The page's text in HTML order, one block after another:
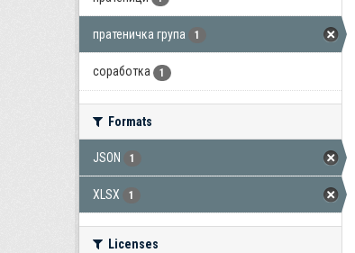
пратеничка група 1
соработка 1
Formats
JSON 1
XLSX 1
Licenses